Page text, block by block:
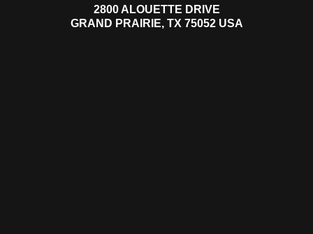
2800 ALOUETTE DRIVE
GRAND PRAIRIE, TX 75052 USA